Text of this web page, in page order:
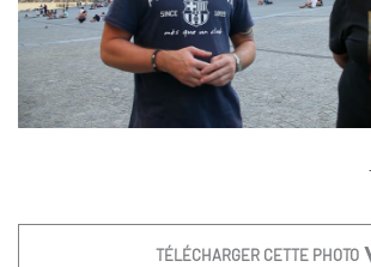
TÉLÉCHARGER CETTE PHOTO